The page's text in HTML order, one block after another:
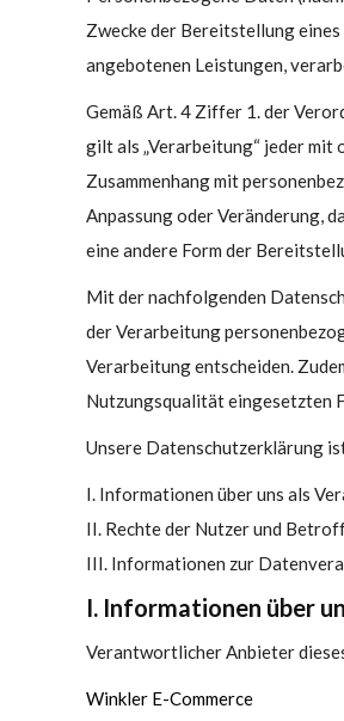
Zwecke der Bereitstellung
angebotenen Leistungen,
Gemäß Art. 4 Ziffer 1. der
gilt als „Verarbeitung“ jeder
Zusammenhang mit
Anpassung oder Veränderung,
eine andere Form der
Mit der nachfolgenden
der Verarbeitung
Verarbeitung entscheiden.
Nutzungsqualität eingesetzten
Unsere Datenschutzerklärung
I. Informationen über uns als
II. Rechte der Nutzer und
III. Informationen zur
I. Informationen über
Verantwortlicher Anbieter
Winkler E-Commerce